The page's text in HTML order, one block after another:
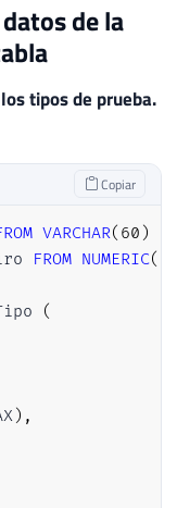
de la
tipos de prueba.
Copiar
VARCHAR( 60 )
FROM NUMERIC(
(
) ,